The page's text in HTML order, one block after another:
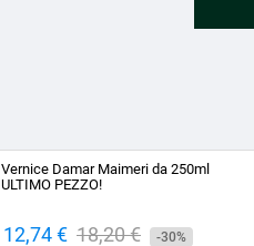
Vernice Damar Maimeri da 250ml
ULTIMO PEZZO!
Prezzo
12,74 € Prezzo
18,20 € -30%